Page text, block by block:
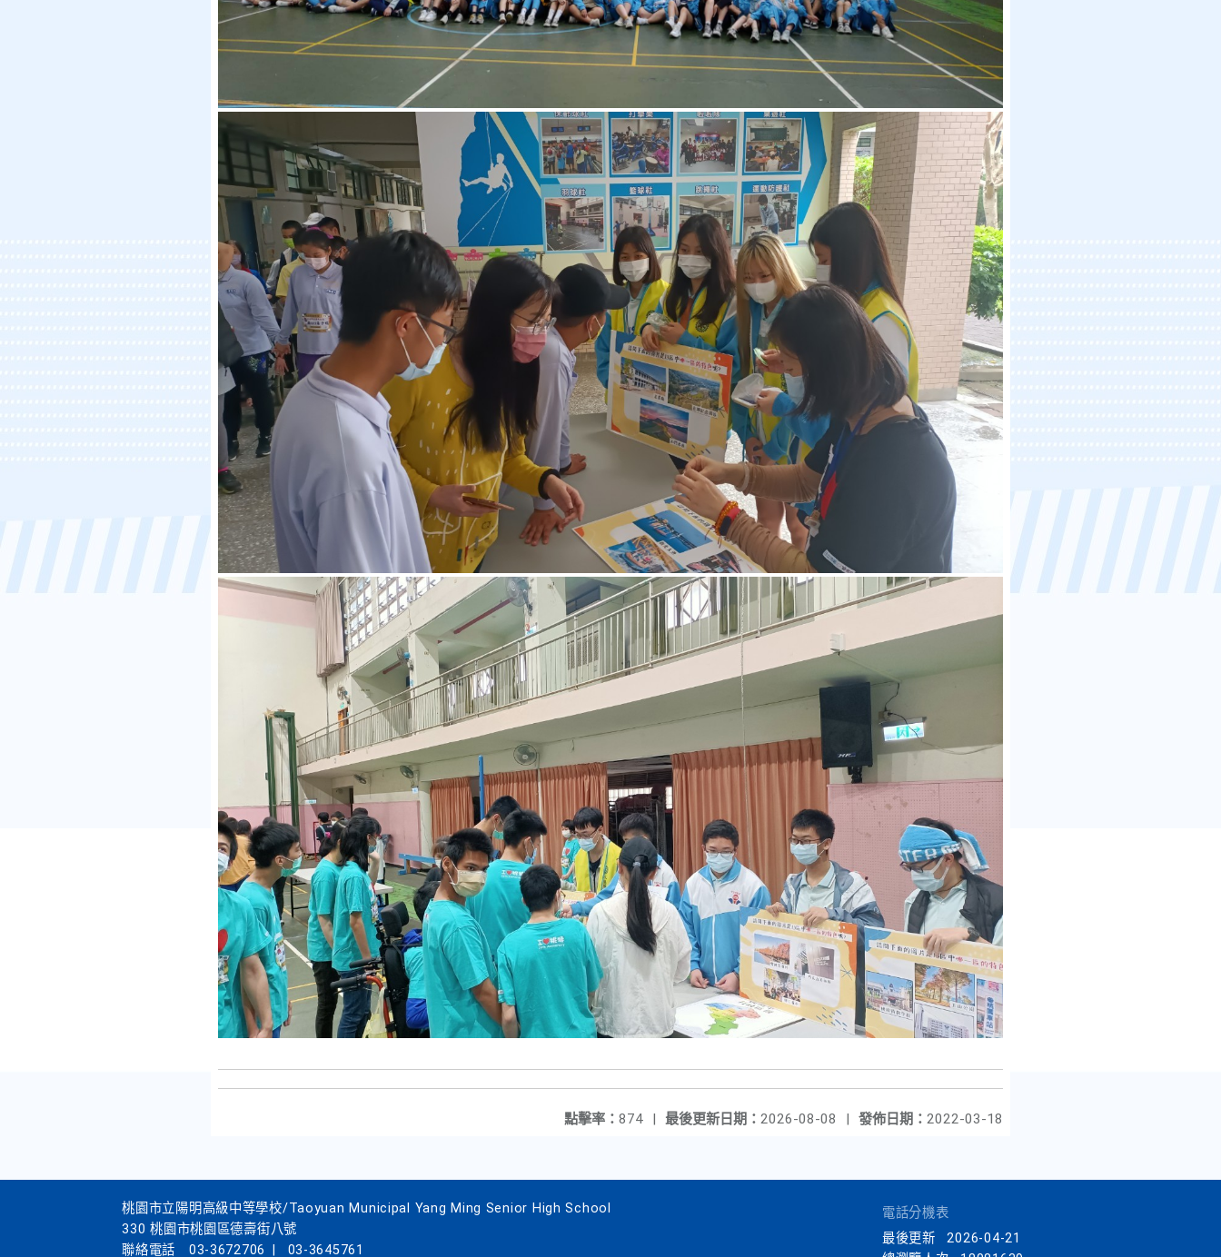
發佈日期： 2022-03-18
最後更新日期： 2026-08-08 |
點擊率： 874 |
桃園市立陽明高級中等學校/Taoyuan Municipal Yang Ming Senior High School
330 桃園市桃園區德壽街八號
聯絡電話
03-3672706 03-3645761
電話分機表
最後更新
2026-04-21